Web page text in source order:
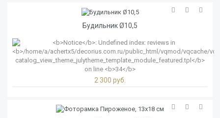
Будильник Ø10,5
2 300 руб.